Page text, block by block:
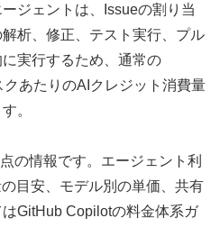
ジェントは、Issueの割り当
析、修正、テスト実行、プル
実行するため、通常の
あたりのAIクレジット消費量
。
の情報です。エージェント利
目安、モデル別の単価、共有
GitHub Copilotの料金体系ガ